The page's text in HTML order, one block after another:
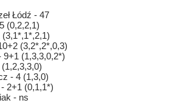
Łódź - 47
(0,2,2,1)
(3,2*,2*,0,3)
9+1 (1,3,3,0,2*)
- 4 (1,3,0)
2+1 (0,1,1*)
- ns